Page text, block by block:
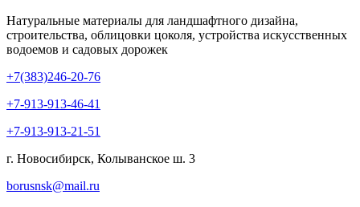
Натуральные материалы для ландшафтного дизайна,
строительства, облицовки цоколя, устройства искусственных
водоемов и садовых дорожек
+7(383)246-20-76
+7-913-913-46-41
+7-913-913-21-51
г. Новосибирск, Колыванское ш. 3
borusnsk@mail.ru